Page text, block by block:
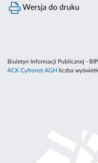
Wersja do druku
Biuletyn Informacji Publicznej -
ACK Cyfronet AGH
liczba